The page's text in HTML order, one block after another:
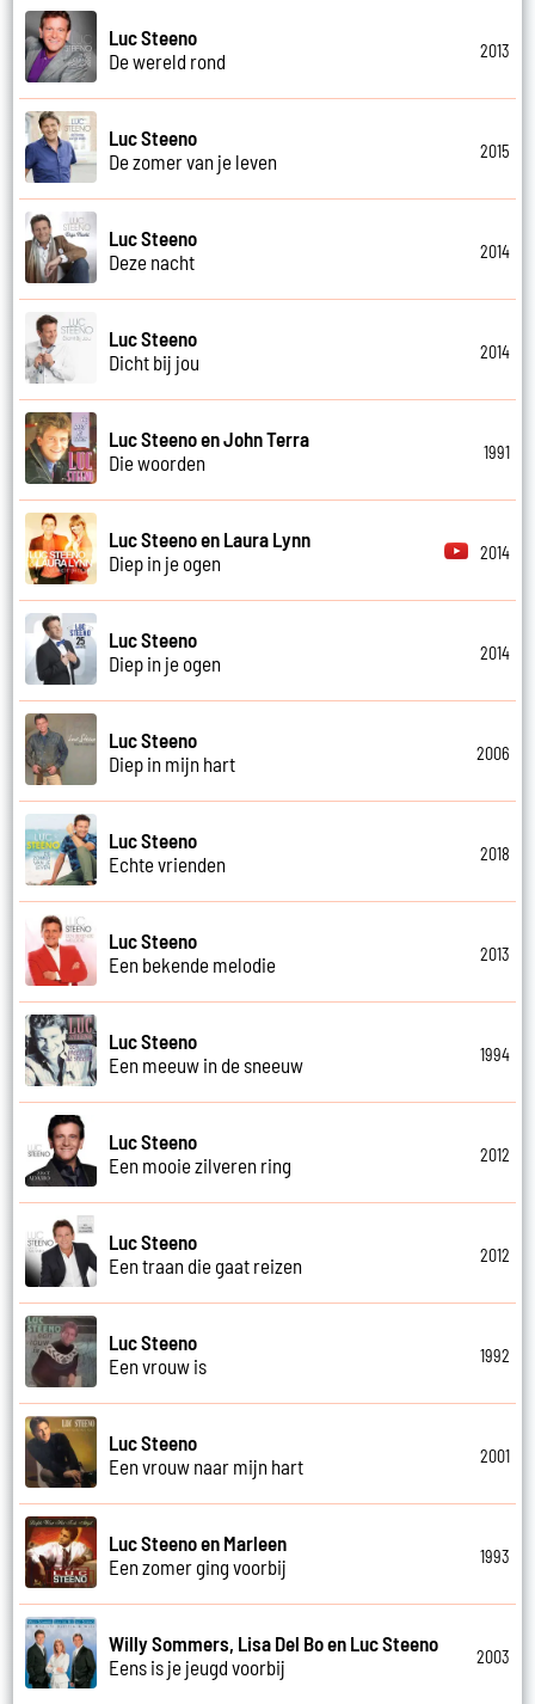
Luc Steeno
De wereld rond
2013
Luc Steeno
De zomer van je leven
2015
Luc Steeno
Deze nacht
2014
Luc Steeno
Dicht bij jou
2014
Luc Steeno en John Terra
Die woorden
1991
Luc Steeno en Laura Lynn
Diep in je ogen
2014
Luc Steeno
Diep in je ogen
2014
Luc Steeno
Diep in mijn hart
2006
Luc Steeno
Echte vrienden
2018
Luc Steeno
Een bekende melodie
2013
Luc Steeno
Een meeuw in de sneeuw
1994
Luc Steeno
Een mooie zilveren ring
2012
Luc Steeno
Een traan die gaat reizen
2012
Luc Steeno
Een vrouw is
1992
Luc Steeno
Een vrouw naar mijn hart
2001
Luc Steeno en Marleen
Een zomer ging voorbij
1993
Willy Sommers, Lisa Del Bo en Luc Steeno
Eens is je jeugd voorbij
2003